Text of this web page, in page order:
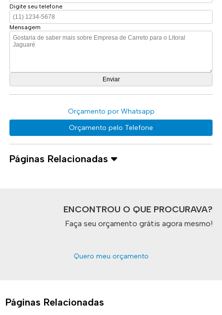
Digite seu telefone
Mensagem
Orçamento por Whatsapp
Orçamento pelo Telefone
Páginas Relacionadas
ENCONTROU O QUE PROCURAVA?
Faça seu orçamento grátis agora mesmo!
Quero meu orçamento
Páginas Relacionadas